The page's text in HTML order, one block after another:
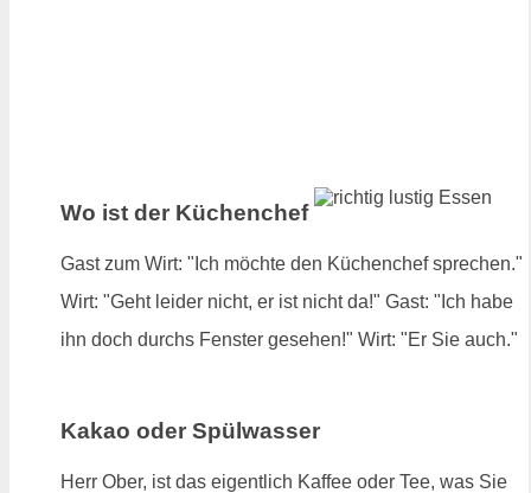
Wo ist der Küchenchef
Gast zum Wirt: "Ich möchte den Küchenchef sprechen."
Wirt: "Geht leider nicht, er ist nicht da!" Gast: "Ich habe
ihn doch durchs Fenster gesehen!" Wirt: "Er Sie auch."
Kakao oder Spülwasser
Herr Ober, ist das eigentlich Kaffee oder Tee, was Sie